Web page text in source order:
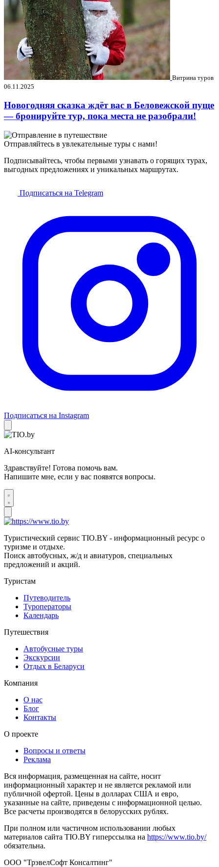
Витрина туров
06.11.2025
Новогодняя сказка ждёт вас в Беловежской пуще
— бронируйте тур, пока места не разобрали!
Отправляйтесь в увлекательные туры с нами!
Подписывайтесь, чтобы первыми узнавать о горящих турах,
выгодных предложениях и уникальных маршрутах.
Подписаться на Telegram
Подписаться на Instagram
AI-консультант
Здравствуйте! Готова помочь вам.
Напишите мне, если у вас появятся вопросы.
Туристический сервис TIO.BY - информационный ресурс о
туризме и отдыхе.
Поиск автобусных, ж/д и авиатуров, специальных
предложений и акций.
Туристам
Путеводитель
Туроператоры
Календарь
Путешествия
Автобусные туры
Экскурсии
Отдых в Беларуси
Компания
О нас
Блог
Контакты
О проекте
Вопросы и ответы
Реклама
Вся информация, размещенная на сайте, носит
информационный характер и не является рекламой или
публичной офертой. Цены в долларах США и евро,
указанные на сайте, приведены с информационной целью.
Все расчеты производятся в белорусских рублях.
При полном или частичном использовании любых
материалов сайта TIO.BY гиперссылка на https://www.tio.by/
обязательна.
ООО "ТрэвелСофт Консалтинг"